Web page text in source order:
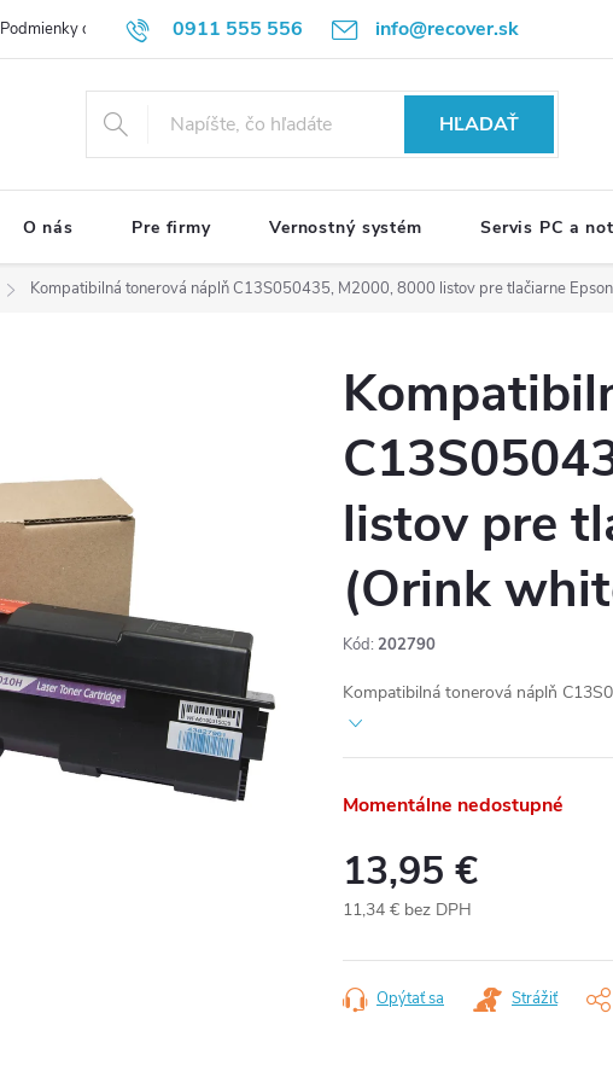
0911 555 556 info@recover.sk
Podmienky ochrany osobných údajov Formulár na odstúpenie od zmluvy
HĽADAŤ
O nás Pre firmy Vernostný systém Servis PC a
Kompatibilná tonerová náplň C13S050435, M2000, 8000 listov pre tlačiarne
listov pre
(Orink
Kód: 202790
Kompatibilná tonerová náplň
Momentálne nedostupné
13,95 €
11,34 € bez DPH
cena:
Opýtať sa Strážiť